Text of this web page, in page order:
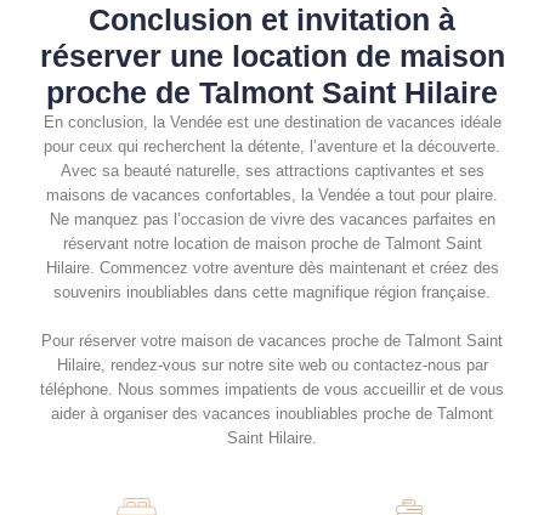
Conclusion et invitation à
réserver une location de maison
proche de Talmont Saint Hilaire
En conclusion, la Vendée est une destination de vacances idéale
pour ceux qui recherchent la détente, l’aventure et la découverte.
Avec sa beauté naturelle, ses attractions captivantes et ses
maisons de vacances confortables, la Vendée a tout pour plaire.
Ne manquez pas l’occasion de vivre des vacances parfaites en
réservant notre location de maison proche de Talmont Saint
Hilaire. Commencez votre aventure dès maintenant et créez des
souvenirs inoubliables dans cette magnifique région française.
Pour réserver votre maison de vacances proche de Talmont Saint
Hilaire, rendez-vous sur notre site web ou contactez-nous par
téléphone. Nous sommes impatients de vous accueillir et de vous
aider à organiser des vacances inoubliables proche de Talmont
Saint Hilaire.